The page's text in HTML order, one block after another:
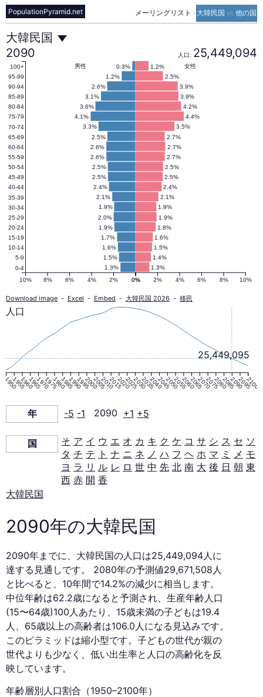
メーリングリスト - 大韓民国 vs 他の国
PopulationPyramid.net
大
韓
民
国
の
人
口
ピ
ラ
ッ
ド
2090
年
大韓民国
2090
人口: 25,449,094
1.3%
1.3%
1.4%
1.5%
1.5%
1.6%
1.6%
1.7%
1.8%
1.9%
1.9%
2.0%
1.9%
1.9%
2.1%
2.1%
2.4%
2.4%
2.5%
2.5%
2.5%
2.5%
2.7%
2.6%
2.7%
2.6%
2.7%
2.5%
3.5%
3.3%
4.4%
4.1%
4.2%
3.6%
3.9%
3.1%
3.9%
2.6%
2.5%
1.2%
1.2%
0.3% 女性
男性
0% 2% 4% 6% 8% 10%
10% 8% 6% 4% 2% 0%
0-4
5-9
10-14
15-19
20-24
25-29
30-34
35-39
40-44
45-49
50-54
55-59
60-64
65-69
70-74
75-79
80-84
85-89
90-94
95-99
100+
Download image - Excel - Embed - 大韓民国 2026 - 移民
1950195519601965197019751980198519901995200020052010201520202025203020352040204520502055206020652070207520802085209020952100
25,449,095
人口
年 -5 -1 2090 +1 +5
国 そ ア イ ウ エ オ カ キ ク ケ コ サ シ ス セ ソ
タ チ テ ト ナ ニ ネ ノ ハ フ ヘ ホ マ ミ メ モ
ヨ ラ リ ル レ ロ 世 中 先 北 南 大 後 日 朝 東
西 赤 開 香
大韓民国
2090年の大韓民国
2090年までに、大韓民国の人口は25,449,094人に
達する見通しです。 2080年の予測値29,671,508人
と比べると、10年間で14.2%の減少に相当します。
中位年齢は62.2歳になると予測され、生産年齢人口
(15〜64歳)100人あたり、15歳未満の子どもは19.4
人、65歳以上の高齢者は106.0人になる見込みです。
このピラミッドは縮小型です。子どもの世代が親の
世代よりも少なく、低い出生率と人口の高齢化を反
映しています。
年齢層別人口割合（1950–2100年）